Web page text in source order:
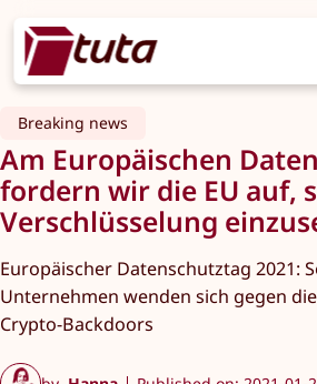
Breaking news
Am Europäischen
fordern wir die EU auf,
Verschlüsselung
Europäischer Datenschutztag 2021:
Unternehmen wenden sich gegen
Crypto-Backdoors